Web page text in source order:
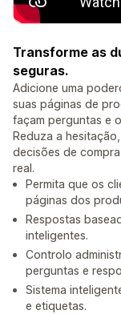
Transforme as
seguras.
Adicione uma
suas páginas de
façam perguntas e
Reduza a
decisões de
real.
Permita que os
páginas dos
Respostas
inteligentes.
Controlo
perguntas e
Sistema
e etiquetas.